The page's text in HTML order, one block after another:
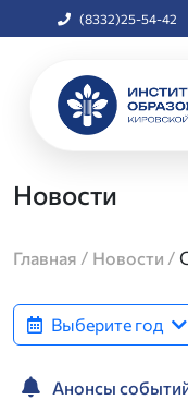
(8332)25-54-42
Новости
Главная / Новости /
Выберите год
Анонсы